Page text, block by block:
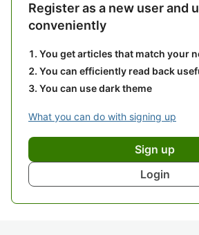
Register as a new user and
conveniently
You get articles that match your
You can efficiently read back
You can use dark theme
What you can do with signing up
Sign up
Login